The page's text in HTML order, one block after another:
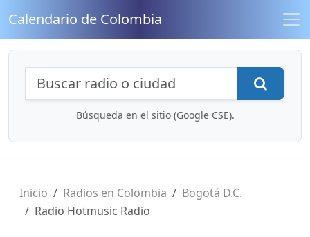
Calendario de Colombia
Búsqueda de radios y contenidos
Búsqueda en el sitio (Google CSE).
Inicio Radios en Colombia
Bogotá D.C.
Radio Hotmusic Radio